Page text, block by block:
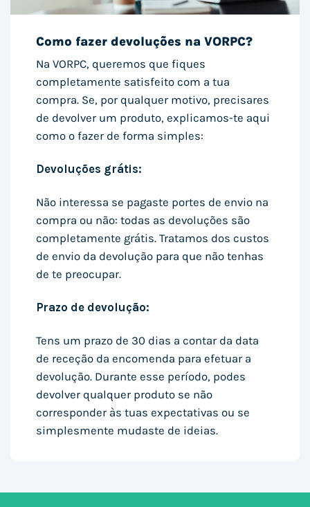
Como fazer devoluções na VORPC?
Na VORPC, queremos que fiques
completamente satisfeito com a tua
compra. Se, por qualquer motivo, precisares
de devolver um produto, explicamos-te aqui
como o fazer de forma simples:
Devoluções grátis:
Não interessa se pagaste portes de envio na
compra ou não: todas as devoluções são
completamente grátis. Tratamos dos custos
de envio da devolução para que não tenhas
de te preocupar.
Prazo de devolução:
Tens um prazo de 30 dias a contar da data
de receção da encomenda para efetuar a
devolução. Durante esse período, podes
devolver qualquer produto se não
corresponder às tuas expectativas ou se
simplesmente mudaste de ideias.